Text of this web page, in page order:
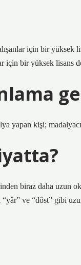
için bir yüksek
için bir yüksek lisans
yapan kişi;
biraz daha uzun
ve “dôst” gibi